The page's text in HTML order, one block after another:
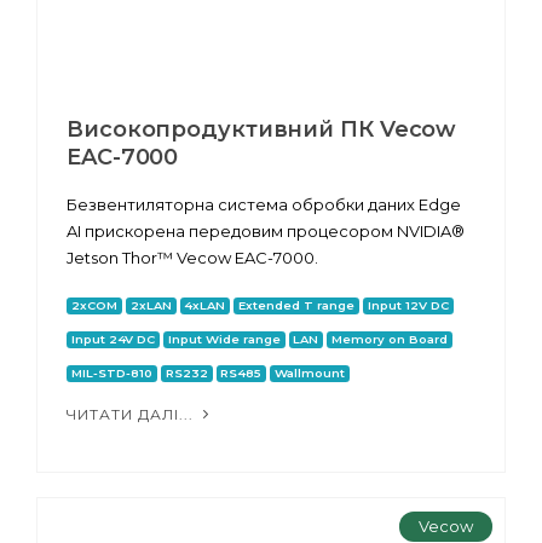
Високопродуктивний ПК Vecow
EAC-7000
Безвентиляторна система обробки даних Edge
AI прискорена передовим процесором NVIDIA®
Jetson Thor™ Vecow EAC-7000.
2xCOM 2xLAN 4xLAN Extended T range Input 12V DC
Input 24V DC Input Wide range LAN Memory on Board
MIL-STD-810 RS232 RS485 Wallmount
ЧИТАТИ ДАЛІ...
Vecow